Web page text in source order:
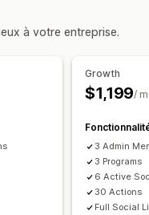
fraudes
à votre entreprise.
Growth
$1,199/
3 Admin
3 Programs
6 Active
30 Actions
Full Social